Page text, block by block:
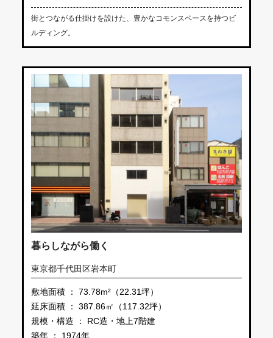
街とつながる仕掛けを設けた、豊かなコモンスペースを持つビ
ルディング。
暮らしながら働く
東京都千代田区岩本町
敷地面積 ： 73.78m²（22.31坪）
延床面積 ： 387.86㎡（117.32坪）
規模・構造 ： RC造・地上7階建
築年 ： 1974年